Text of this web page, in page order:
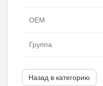
OEM
Группа
Назад в категорию